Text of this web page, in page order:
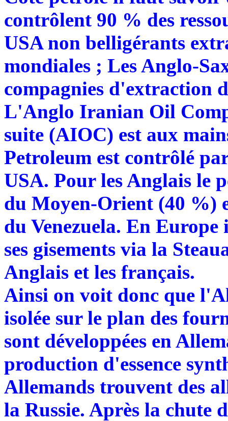
contrôlent 90 % des
USA non belligérants
mondiales ; Les Anglo-
compagnies d'extraction
L'Anglo Iranian Oil
suite (AIOC) est aux
Petroleum est contrôlé
USA. Pour les Anglais le
du Moyen-Orient (40 %)
du Venezuela. En
ses gisements via la
Anglais et les français.
Ainsi on voit donc que
isolée sur le plan des
sont développées en
production d'essence
Allemands trouvent des
la Russie. Après la chute